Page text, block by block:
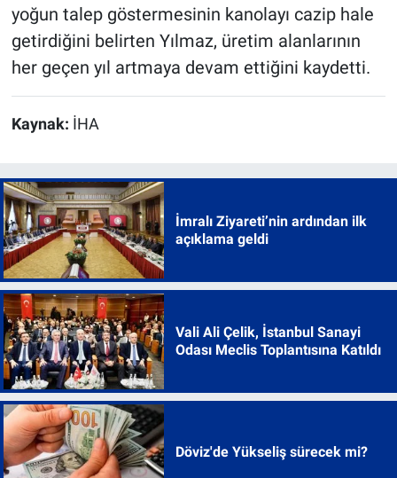
yoğun talep göstermesinin kanolayı cazip hale
getirdiğini belirten Yılmaz, üretim alanlarının
her geçen yıl artmaya devam ettiğini kaydetti.
Kaynak: İHA
İmralı Ziyareti’nin ardından ilk
açıklama geldi
Vali Ali Çelik, İstanbul Sanayi
Odası Meclis Toplantısına Katıldı
Döviz'de Yükseliş sürecek mi?